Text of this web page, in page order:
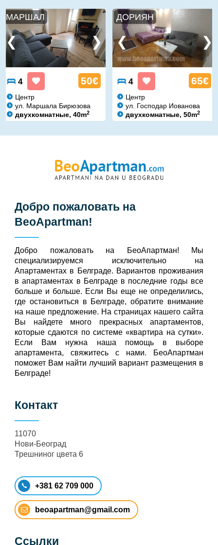
МАРШАЛ
4 50€
Центр
ул. Маршала Бирюзова
двухкомнатные, 40m2
ДОРИЯН
4 65€
Центр
ул. Господар Иованова
двухкомнатные, 50m2
Добро пожаловать на
BeoApartman!
Добро пожаловать на БeoАпартман! Мы
специализируемся исключительно на
Апартаментах в Белграде. Вариантов проживания
в апартаментах в Белграде в последние годы все
больше и больше. Если Вы еще не определились,
где остановиться в Белграде, обратите внимание
на наше предложение. На страницах нашего сайта
Вы найдете много прекрасных апартаментов,
которые сдаются по системе «квартира на сутки».
Если Вам нужна наша помощь в выборе
апартамента, свяжитесь с нами. БеоАпартман
поможет Вам найти лучший вариант размещения в
Белграде!
Контакт
11070
Нови-Београд
Трешниног цвета 6
+381 62 709 000
beoapartman@gmail.com
Ссылки